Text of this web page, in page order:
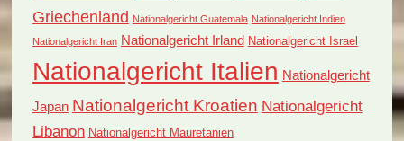
Griechenland Nationalgericht Guatemala Nationalgericht Indien
Nationalgericht Iran Nationalgericht Irland Nationalgericht Israel
Nationalgericht Italien Nationalgericht
Japan Nationalgericht Kroatien Nationalgericht
Libanon Nationalgericht Mauretanien